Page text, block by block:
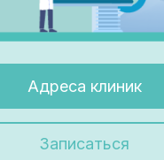
Адреса клиник
Записаться